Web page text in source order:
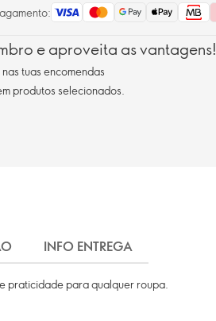
e aproveita as vantagens!
tuas encomendas
produtos selecionados.
INFO ENTREGA
praticidade para qualquer roupa.